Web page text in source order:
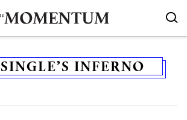
SINGLE’S INFERNO